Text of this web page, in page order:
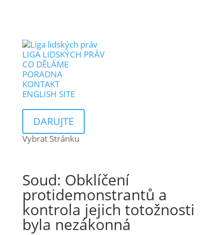
LIGA LIDSKÝCH PRÁV
CO DĚLÁME
PORADNA
KONTAKT
ENGLISH SITE
DARUJTE
Vybrat Stránku
Soud: Obklíčení
protidemonstrantů a
kontrola jejich totožnosti
byla nezákonná